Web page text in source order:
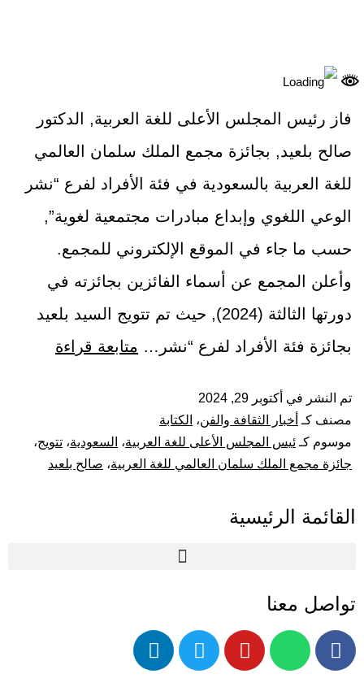
فاز رئيس المجلس الأعلى للغة العربية, الدكتور
صالح بلعيد, بجائزة مجمع الملك سلمان العالمي
للغة العربية بالسعودية في فئة الأفراد لفرع “نشر
الوعي اللغوي وإبداع مبادرات مجتمعية لغوية”,
حسب ما جاء في الموقع الإلكتروني للمجمع.
وأعلن المجمع عن أسماء الفائزين بجائزته في
دورتها الثالثة (2024), حيث تم تتويج السيد بلعيد
بجائزة فئة الأفراد لفرع “نشر… متابعة قراءة
تم النشر في أكتوبر 29, 2024
مصنف كـ أخبار الثقافة والفن، الكتابة
موسوم كـ ئيس المجلس الأعلى للغة العربية، السعودية، تتويج،
جائزة مجمع الملك سلمان العالمي للغة العربية، صالح بلعيد
القائمة الرئيسية
تواصل معنا